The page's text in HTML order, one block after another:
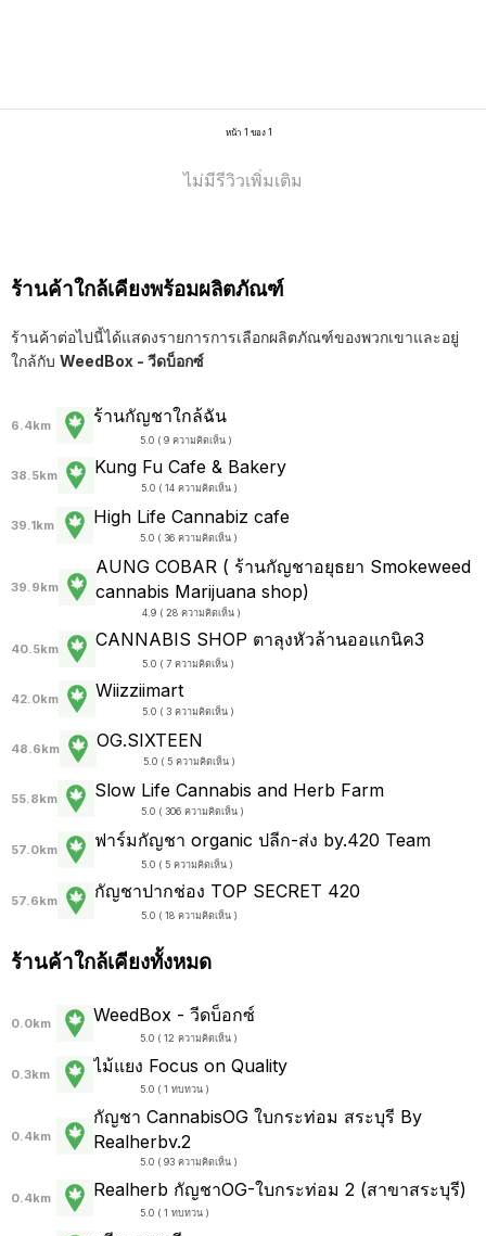
หน้า 1 ของ 1
ไม่มีรีวิวเพิ่มเติม
ร้านค้าใกล้เคียงพร้อมผลิตภัณฑ์
ร้านค้าต่อไปนี้ได้แสดงรายการการเลือกผลิตภัณฑ์ของพวกเขาและอยู่
ใกล้กับ WeedBox - วีดบ็อกซ์
6.4km ร้านกัญชาใกล้ฉัน
5.0 ( 9 ความคิดเห็น )
38.5km Kung Fu Cafe & Bakery
5.0 ( 14 ความคิดเห็น )
39.1km High Life Cannabiz cafe
5.0 ( 36 ความคิดเห็น )
39.9km
AUNG COBAR ( ร้านกัญชาอยุธยา Smokeweed
cannabis Marijuana shop)
4.9 ( 28 ความคิดเห็น )
40.5km CANNABIS SHOP ตาลุงหัวล้านออแกนิค3
5.0 ( 7 ความคิดเห็น )
42.0km Wiizziimart
5.0 ( 3 ความคิดเห็น )
48.6km OG.SIXTEEN
5.0 ( 5 ความคิดเห็น )
55.8km Slow Life Cannabis and Herb Farm
5.0 ( 306 ความคิดเห็น )
57.0km ฟาร์มกัญชา organic ปลีก-ส่ง by.420 Team
5.0 ( 5 ความคิดเห็น )
57.6km กัญชาปากช่อง TOP SECRET 420
5.0 ( 18 ความคิดเห็น )
ร้านค้าใกล้เคียงทั้งหมด
0.0km WeedBox - วีดบ็อกซ์
5.0 ( 12 ความคิดเห็น )
0.3km ไม้แยง Focus on Quality
5.0 ( 1 ทบทวน )
0.4km
กัญชา CannabisOG ใบกระท่อม สระบุรี By
Realherbv.2
5.0 ( 93 ความคิดเห็น )
0.4km Realherb กัญชาOG-ใบกระท่อม 2 (สาขาสระบุรี)
5.0 ( 1 ทบทวน )